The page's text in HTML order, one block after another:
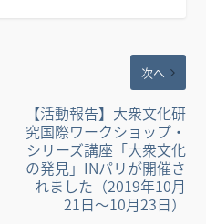
次へ
【活動報告】大衆文化研
究国際ワークショップ・
シリーズ講座「大衆文化
の発見」INパリが開催さ
れました（2019年10月
21日～10月23日）